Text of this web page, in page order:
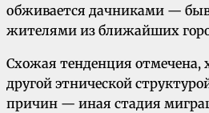
обживается дачниками —
жителями из ближайших
Схожая тенденция отмечена,
другой этнической
причин — иная стадия